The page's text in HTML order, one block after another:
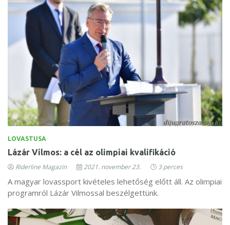
LOVASTUSA
Lázár Vilmos: a cél az olimpiai kvalifikáció
Riderline Magazin 2021. november 23. 3 perces
A magyar lovassport kivételes lehetőség előtt áll. Az olimpiai
programról Lázár Vilmossal beszélgettünk.